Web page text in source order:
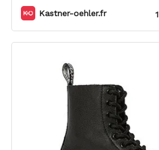
Kastner-oehler.fr